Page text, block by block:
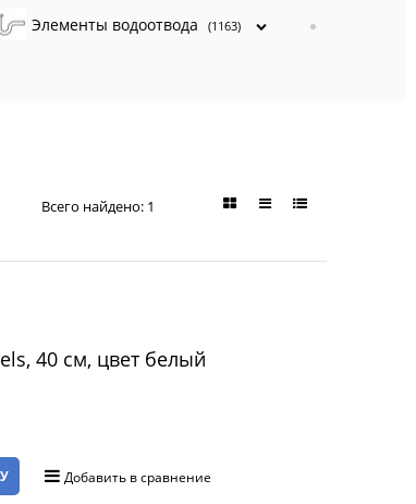
Элементы водоотвода (1163)
Всего найдено: 1
40 см, цвет белый
Добавить в сравнение